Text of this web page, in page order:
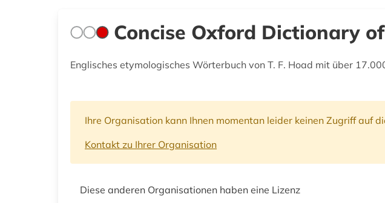
Concise Oxford Dictionary
Englisches etymologisches Wörterbuch von T. F. Hoad mit über
Ihre Organisation kann Ihnen momentan leider keinen Zugriff auf
Kontakt zu Ihrer Organisation
Diese anderen Organisationen haben eine Lizenz